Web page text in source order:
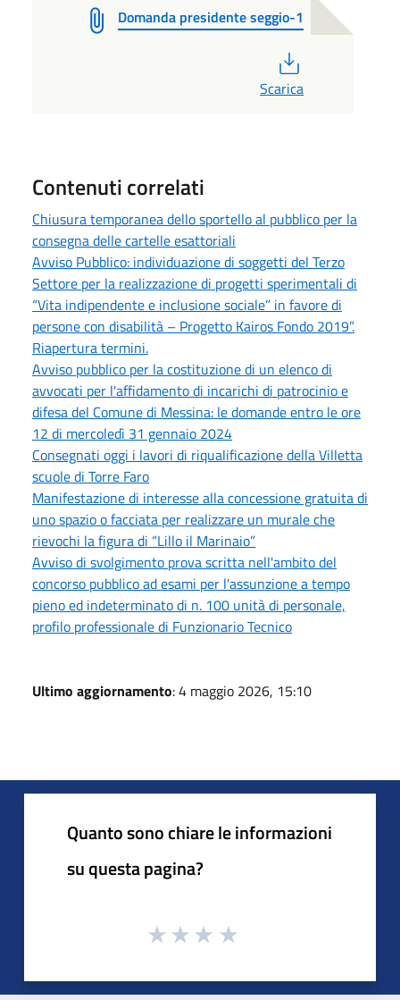
Domanda presidente seggio-1
Scarica
Contenuti correlati
Chiusura temporanea dello sportello al pubblico per la
consegna delle cartelle esattoriali
Avviso Pubblico: individuazione di soggetti del Terzo
Settore per la realizzazione di progetti sperimentali di
“Vita indipendente e inclusione sociale” in favore di
persone con disabilità – Progetto Kairos Fondo 2019”.
Riapertura termini.
Avviso pubblico per la costituzione di un elenco di
avvocati per l'affidamento di incarichi di patrocinio e
difesa del Comune di Messina: le domande entro le ore
12 di mercoledì 31 gennaio 2024
Consegnati oggi i lavori di riqualificazione della Villetta
scuole di Torre Faro
Manifestazione di interesse alla concessione gratuita di
uno spazio o facciata per realizzare un murale che
rievochi la figura di “Lillo il Marinaio”
Avviso di svolgimento prova scritta nell'ambito del
concorso pubblico ad esami per l'assunzione a tempo
pieno ed indeterminato di n. 100 unità di personale,
profilo professionale di Funzionario Tecnico
Ultimo aggiornamento: 4 maggio 2026, 15:10
Quanto sono chiare le informazioni
su questa pagina?